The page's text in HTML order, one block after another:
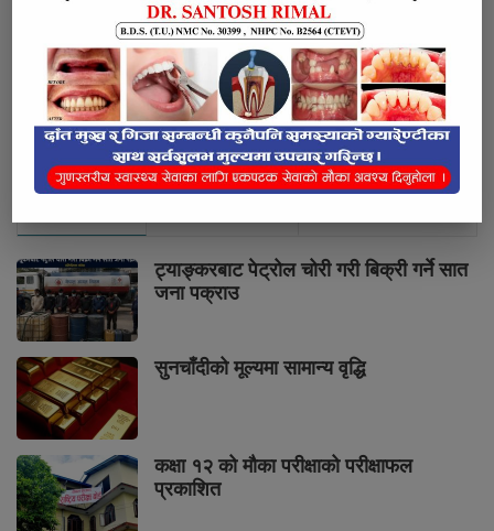
भर्खरै लोकप्रिय प्रतिक्रियाहरु
ट्याङ्करबाट पेट्रोल चोरी गरी बिक्री गर्ने सात
जना पक्राउ
सुनचाँदीको मूल्यमा सामान्य वृद्धि
कक्षा १२ को मौका परीक्षाको परीक्षाफल
प्रकाशित